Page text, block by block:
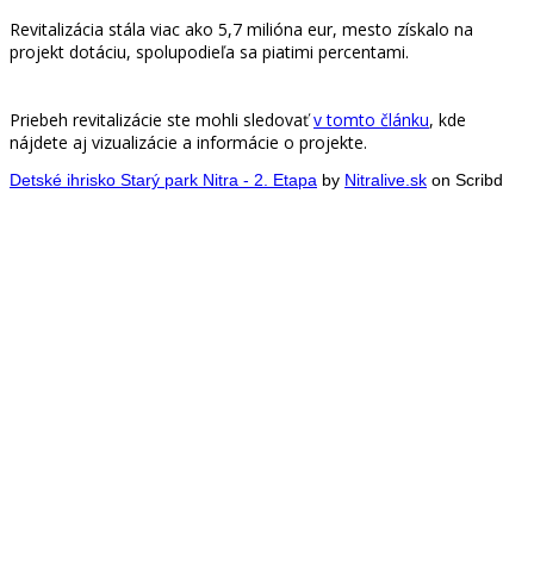
Revitalizácia stála viac ako 5,7 milióna eur, mesto získalo na
projekt dotáciu, spolupodieľa sa piatimi percentami.
Priebeh revitalizácie ste mohli sledovaťv tomto článku, kde
nájdete aj vizualizácie a informácie o projekte.
Detské ihrisko Starý park Nitra - 2. Etapa by Nitralive.sk on Scribd